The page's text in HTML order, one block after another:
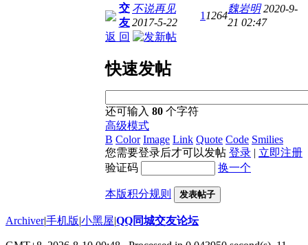
交
友
不说再见
2017-5-22
1 1264
魏岩明 2020-9-
21 02:47
返 回
快速发帖
还可输入 80 个字符
高级模式
B Color Image Link Quote Code Smilies
您需要登录后才可以发帖 登录 | 立即注册
验证码
换一个
本版积分规则 发表帖子
Archiver|手机版|小黑屋|QQ同城交友论坛